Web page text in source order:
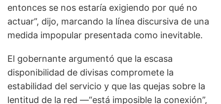
entonces se nos estaría exigiendo por qué no
actuar”, dijo, marcando la línea discursiva de una
medida impopular presentada como inevitable.
El gobernante argumentó que la escasa
disponibilidad de divisas compromete la
estabilidad del servicio y que las quejas sobre la
lentitud de la red —“está imposible la conexión”,